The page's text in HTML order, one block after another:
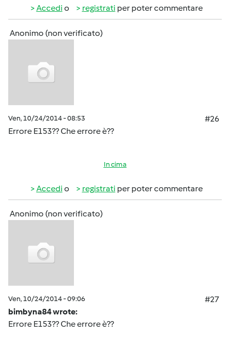
Accedi o registrati per poter commentare
Anonimo (non verificato)
Ven, 10/24/2014 - 08:53
#26
Errore E153?? Che errore è??
In cima
Accedi o registrati per poter commentare
Anonimo (non verificato)
Ven, 10/24/2014 - 09:06
#27
bimbyna84 wrote:
Errore E153?? Che errore è??